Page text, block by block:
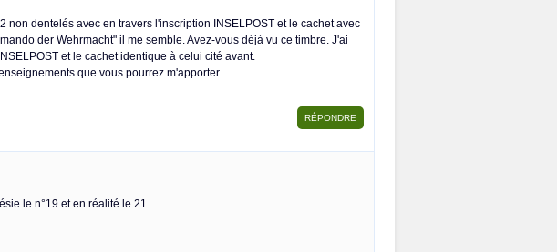
non dentelés avec en travers l'inscription INSELPOST et le cachet avec
der Wehrmacht" il me semble. Avez-vous déjà vu ce timbre. J'ai
et le cachet identique à celui cité avant.
que vous pourrez m'apporter.
le n°19 et en réalité le 21